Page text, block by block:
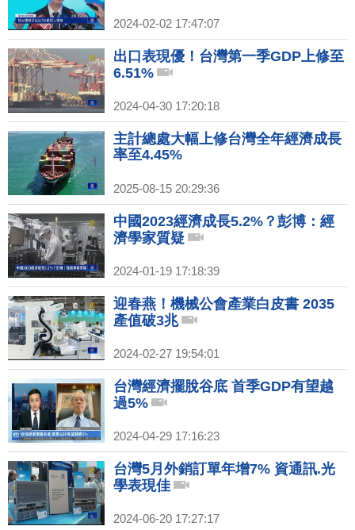
2024-02-02 17:47:07
出口表現優！台灣第一季GDP上修至
6.51%
2024-04-30 17:20:18
主計總處大幅上修台灣全年經濟成長
率至4.45%
2025-08-15 20:29:36
中國2023經濟成長5.2%？彭博：經
濟學家質疑
2024-01-19 17:18:39
迎春燕！機械公會產業白皮書 2035
產值破3兆
2024-02-27 19:54:01
台灣經濟擺脫谷底 首季GDP有望越
過5%
2024-04-29 17:16:23
台灣5月外銷訂單年增7% 資通訊.光
學表現佳
2024-06-20 17:27:17